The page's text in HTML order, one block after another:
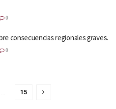
0
consecuencias regionales graves.
0
… 15